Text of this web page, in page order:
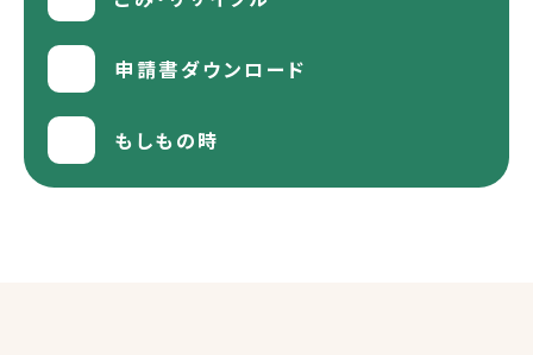
申請書ダウンロード
もしもの時